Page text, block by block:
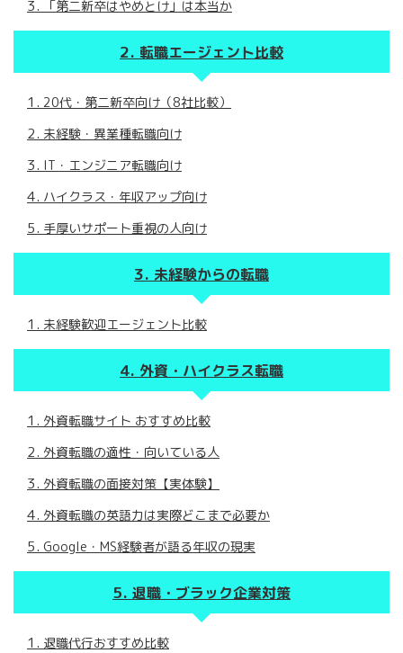
「第二新卒はやめとけ」は本当か
転職エージェント比較
20代・第二新卒向け（8社比較）
未経験・異業種転職向け
IT・エンジニア転職向け
ハイクラス・年収アップ向け
手厚いサポート重視の人向け
未経験からの転職
未経験歓迎エージェント比較
外資・ハイクラス転職
外資転職サイト おすすめ比較
外資転職の適性・向いている人
外資転職の面接対策【実体験】
外資転職の英語力は実際どこまで必要か
Google・MS経験者が語る年収の現実
退職・ブラック企業対策
退職代行おすすめ比較